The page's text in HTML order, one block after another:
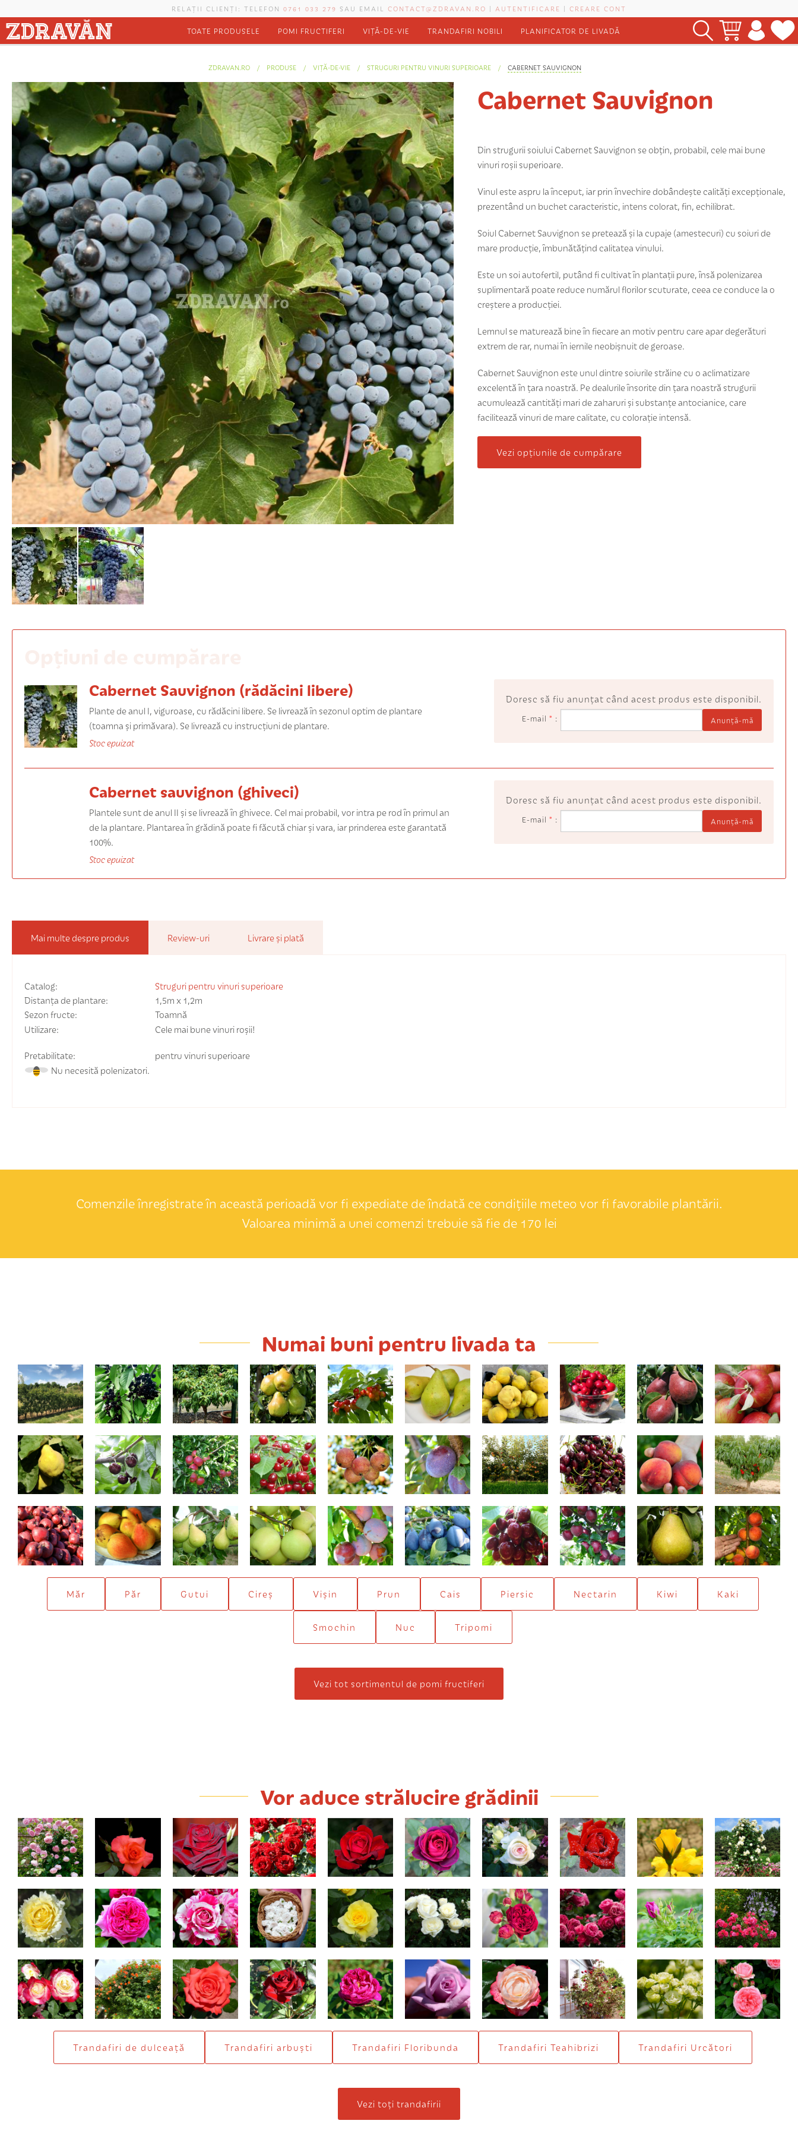
RELAȚII CLIENȚI: TELEFON 0761 033 279 SAU EMAIL CONTACT@ZDRAVAN.RO | AUTENTIFICARE | CREARE CONT
TOATE PRODUSELE POMI FRUCTIFERI VIȚĂ-DE-VIE TRANDAFIRI NOBILI PLANIFICATOR DE LIVADĂ
ZDRAVAN.RO PRODUSE VIȚĂ-DE-VIE STRUGURI PENTRU VINURI SUPERIOARE CABERNET SAUVIGNON
Cabernet Sauvignon
Din strugurii soiului Cabernet Sauvignon se obțin, probabil, cele mai bune
vinuri roșii superioare.
Vinul este aspru la început, iar prin învechire dobândește calități excepționale,
prezentând un buchet caracteristic, intens colorat, fin, echilibrat.
Soiul Cabernet Sauvignon se pretează și la cupaje (amestecuri) cu soiuri de
mare producție, îmbunătățind calitatea vinului.
Este un soi autofertil, putând fi cultivat în plantații pure, însă polenizarea
suplimentară poate reduce numărul florilor scuturate, ceea ce conduce la o
creștere a producției.
Lemnul se maturează bine în fiecare an motiv pentru care apar degerături
extrem de rar, numai în iernile neobișnuit de geroase.
Cabernet Sauvignon este unul dintre soiurile străine cu o aclimatizare
excelentă în țara noastră. Pe dealurile însorite din țara noastră strugurii
acumulează cantități mari de zaharuri și substanțe antocianice, care
facilitează vinuri de mare calitate, cu colorație intensă.
Vezi opțiunile de cumpărare
Cabernet Sauvignon (rădăcini libere)
Plante de anul I, viguroase, cu rădăcini libere. Se livrează în sezonul optim de plantare
(toamna și primăvara). Se livrează cu instrucțiuni de plantare.
Stoc epuizat
Doresc să fiu anunţat când acest produs este disponibil.
E-mail * Anunţă-mă
Cabernet sauvignon (ghiveci)
Plantele sunt de anul II și se livrează în ghivece. Cel mai probabil, vor intra pe rod în primul an
de la plantare. Plantarea în grădină poate fi făcută chiar și vara, iar prinderea este garantată
100%.
Stoc epuizat
Doresc să fiu anunţat când acest produs este disponibil.
E-mail * Anunţă-mă
Mai multe despre produs Review-uri Livrare și plată
Catalog:
Struguri pentru vinuri superioare
Distanța de plantare:
1,5m x 1,2m
Sezon fructe:
Toamnă
Utilizare:
Cele mai bune vinuri roșii!
Pretabilitate:
pentru vinuri superioare
Nu necesită polenizatori.
Comenzile înregistrate în această perioadă vor fi expediate de îndată ce condițiile meteo vor fi favorabile plantării.
Valoarea minimă a unei comenzi trebuie să fie de 170 lei
Numai buni pentru livada ta
Gard belgian Amar Maxut Piersic pitic Novembra Boambe de
Cotnari
Curé Gutui de Huși Hedelfinger Red Favoritka Jonathan
Bereczki Valeriu Cikalov Wagener Mocăneşti Busuioace cu
miez roşu
179,00 Lei
Valor Generos Kordia Redhaven Nectarin pitic
Delicios dublu
roșu
Favorita lui Clapp
(Duset roșu)
Conference Auriu de Bistriţa Jubileum Stanley Stella Starkrimson Untoasă Hardy Cardinal
Măr Păr Gutui Cireș Vișin Prun Cais Piersic Nectarin Kiwi Kaki
Smochin Nuc Tripomi
Vezi tot sortimentul de pomi fructiferi
Vor aduce strălucire grădinii
Generosity Cristofor Columb Black Baccara Intrigue Mister Lincoln Astrid Edenul alb Ingrid Bergman Goldfinger Stockholm
115,00 Lei
Cyrano de
Bergerac
Madame Isaac
Pereire
Ines Sastre Madame Hardy Friesia Blanc Queen
Elisabeth
Red Peony Leonardo Rugosa de
dulceaţă
Heidetraum
Double Delight Westerland Testa Rossa Black Magic Rose de Rescht
(trandafir de
dulceaţă)
Sissi Nostalgie Don Juan Green Iceberg Kimono
Trandafiri de dulceaţă Trandafiri arbuști Trandafiri Floribunda Trandafiri Teahibrizi Trandafiri Urcători
Vezi toți trandafirii